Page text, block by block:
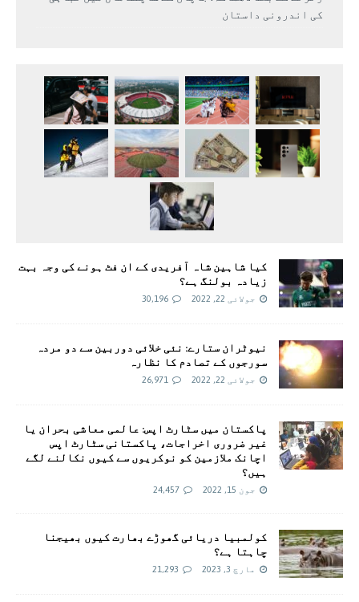
کی اندرونی داستان
کیا شاہین شاہ آفریدی کے ان فٹ ہونے کی وجہ بہت
زیادہ بولنگ ہے؟
جولائی 22, 2022 30,196
نیوٹران ستارے: نئی خلائی دوربین سے دو مردہ
سورجوں کے تصادم کا نظارہ
جولائی 22, 2022 26,971
پاکستان میں سٹارٹ اپس: عالمی معاشی بحران یا
غیر ضروری اخراجات، پاکستانی سٹارٹ اپس
اچانک ملازمین کو نوکریوں سے کیوں نکالنے لگے
ہیں؟
جون 15, 2022 24,457
کولمبیا دریائی گھوڑے بھارت کیوں بھیجنا
چاہتا ہے؟
مارچ 3, 2023 21,293